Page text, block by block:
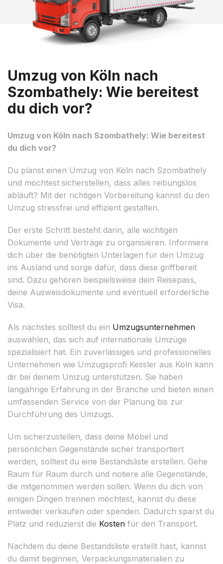
Umzug von Köln nach
Szombathely: Wie bereitest
du dich vor?
Umzug von Köln nach Szombathely: Wie bereitest
du dich vor?
Du planst einen Umzug von Köln nach Szombathely
und möchtest sicherstellen, dass alles reibungslos
abläuft? Mit der richtigen Vorbereitung kannst du den
Umzug stressfrei und effizient gestalten.
Der erste Schritt besteht darin, alle wichtigen
Dokumente und Verträge zu organisieren. Informiere
dich über die benötigten Unterlagen für den Umzug
ins Ausland und sorge dafür, dass diese griffbereit
sind. Dazu gehören beispielsweise dein Reisepass,
deine Ausweisdokumente und eventuell erforderliche
Visa.
Als nächstes solltest du ein Umzugsunternehmen
auswählen, das sich auf internationale Umzüge
spezialisiert hat. Ein zuverlässiges und professionelles
Unternehmen wie Umzugsprofi Kessler aus Köln kann
dir bei deinem Umzug unterstützen. Sie haben
langjährige Erfahrung in der Branche und bieten einen
umfassenden Service von der Planung bis zur
Durchführung des Umzugs.
Um sicherzustellen, dass deine Möbel und
persönlichen Gegenstände sicher transportiert
werden, solltest du eine Bestandsliste erstellen. Gehe
Raum für Raum durch und notiere alle Gegenstände,
die mitgenommen werden sollen. Wenn du dich von
einigen Dingen trennen möchtest, kannst du diese
entweder verkaufen oder spenden. Dadurch sparst du
Platz und reduzierst die Kosten für den Transport.
Nachdem du deine Bestandsliste erstellt hast, kannst
du damit beginnen, Verpackungsmaterialien zu